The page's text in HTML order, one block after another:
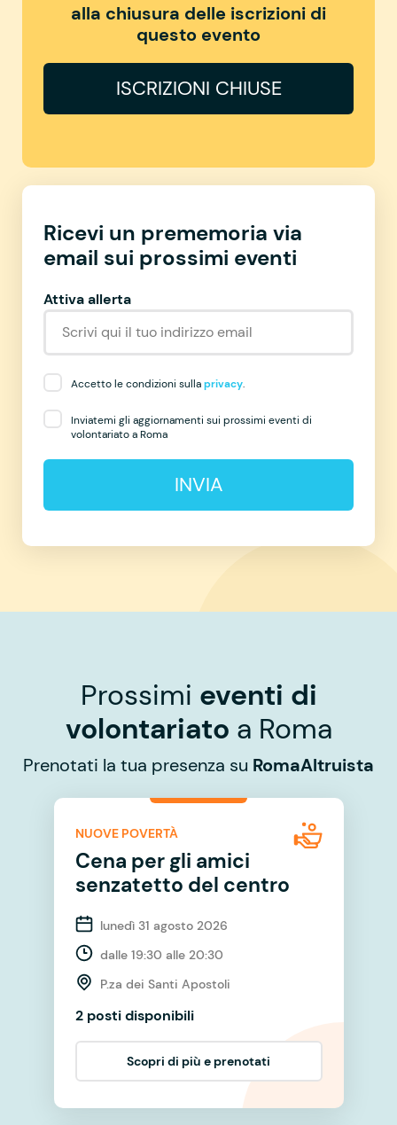
alla chiusura delle iscrizioni di
questo evento
ISCRIZIONI CHIUSE
Ricevi un prememoria via
email sui prossimi eventi
Attiva allerta
Accetto le condizioni sullaprivacy.
Inviatemi gli aggiornamenti sui prossimi eventi di
volontariato a Roma
INVIA
Prossimi eventi di
volontariato a Roma
Prenotati la tua presenza su RomaAltruista
NUOVE POVERTÀ
Cena per gli amici
senzatetto del centro
lunedì 31 agosto 2026
dalle 19:30 alle 20:30
P.za dei Santi Apostoli
2 posti disponibili
Scopri di più e prenotati